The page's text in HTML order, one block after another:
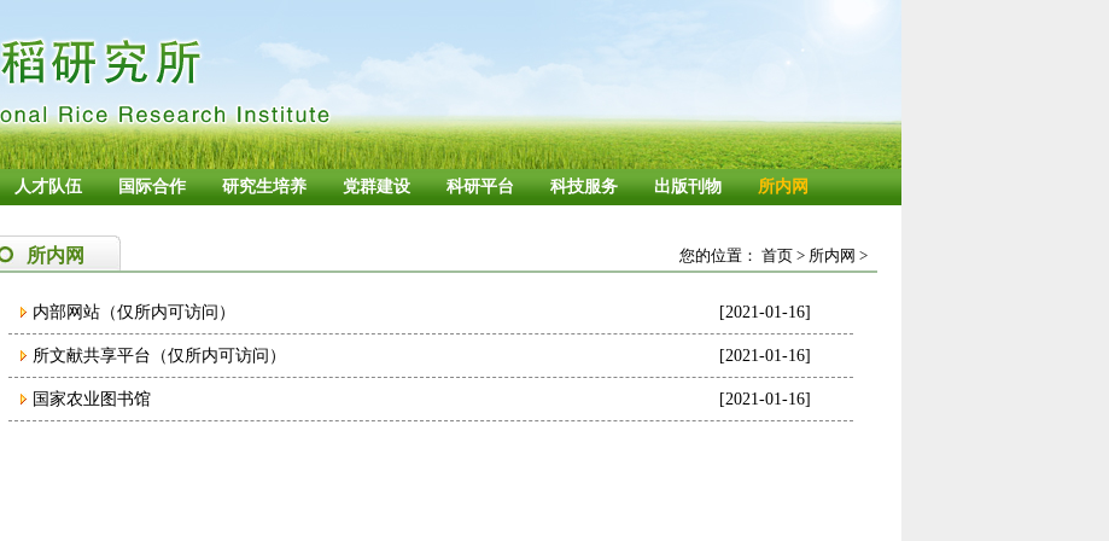
人才队伍 国际合作 研究生培养 党群建设 科研平台 科技服务 出版刊物 所内网
所内网
您的位置： 首页 > 所内网 >
内部网站（仅所内可访问） [2021-01-16]
所文献共享平台（仅所内可访问） [2021-01-16]
国家农业图书馆 [2021-01-16]